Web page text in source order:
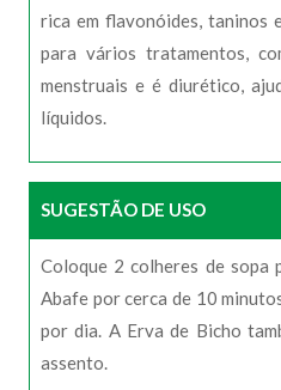
rica em flavonóides, taninos
para vários tratamentos,
menstruais e é diurético,
líquidos.
SUGESTÃO DE USO
Coloque 2 colheres de
Abafe por cerca de 10
por dia. A Erva de Bicho
assento.